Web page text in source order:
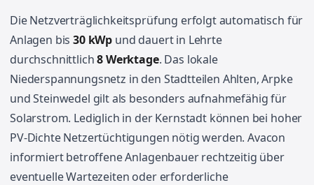
Die Netzverträglichkeitsprüfung erfolgt automatisch für
Anlagen bis30 kWp und dauert in Lehrte
durchschnittlich8 Werktage. Das lokale
Niederspannungsnetz in den Stadtteilen Ahlten, Arpke
und Steinwedel gilt als besonders aufnahmefähig für
Solarstrom. Lediglich in der Kernstadt können bei hoher
PV-Dichte Netzertüchtigungen nötig werden. Avacon
informiert betroffene Anlagenbauer rechtzeitig über
eventuelle Wartezeiten oder erforderliche